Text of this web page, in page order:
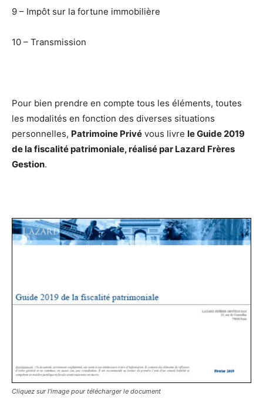
9 – Impôt sur la fortune immobilière
10 – Transmission
Pour bien prendre en compte tous les éléments, toutes
les modalités en fonction des diverses situations
personnelles, Patrimoine Privé vous livre le Guide 2019
de la fiscalité patrimoniale, réalisé par Lazard Frères
Gestion.
Cliquez sur l’image pour télécharger le document